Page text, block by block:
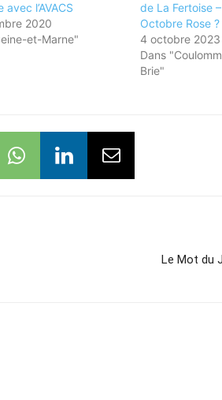
l’AVACS
2020
et-Marne"
de La Fertoise
Octobre Rose ?
4 octobre 2023
Dans
Brie"
Le Mot du